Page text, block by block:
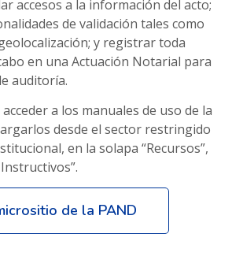
accesos a la información del acto;
de validación tales como
y registrar toda
en una Actuación Notarial para
auditoría.
a los manuales de uso de la
desde el sector restringido
en la solapa “Recursos”,
de la PAND